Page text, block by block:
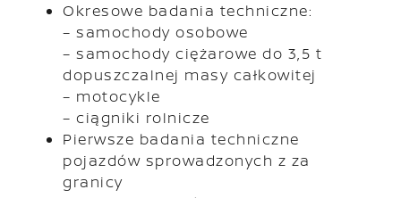
Okresowe badania techniczne:
– samochody osobowe
– samochody ciężarowe do 3,5 t
dopuszczalnej masy całkowitej
– motocykle
– ciągniki rolnicze
Pierwsze badania techniczne
pojazdów sprowadzonych z za
granicy